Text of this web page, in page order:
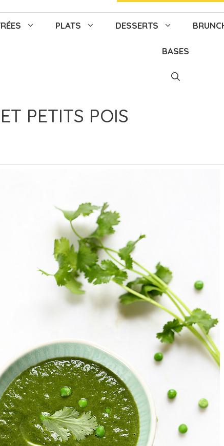
PLATS DESSERTS
BASES
PETITS POIS